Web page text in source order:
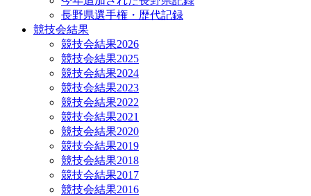
長野県選手権・歴代記録
競技会結果
競技会結果2026
競技会結果2025
競技会結果2024
競技会結果2023
競技会結果2022
競技会結果2021
競技会結果2020
競技会結果2019
競技会結果2018
競技会結果2017
競技会結果2016